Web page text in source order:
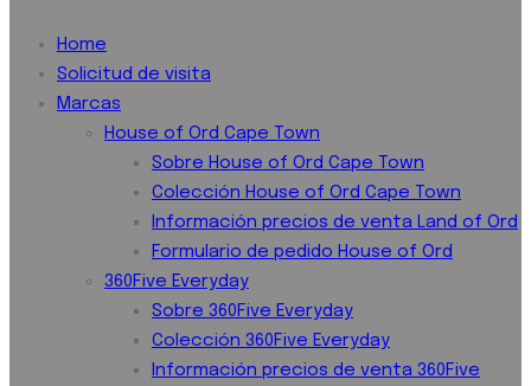
Home
Solicitud de visita
Marcas
House of Ord Cape Town
Sobre House of Ord Cape Town
Colección House of Ord Cape Town
Información precios de venta Land of Ord
Formulario de pedido House of Ord
360Five Everyday
Sobre 360Five Everyday
Colección 360Five Everyday
Información precios de venta 360Five